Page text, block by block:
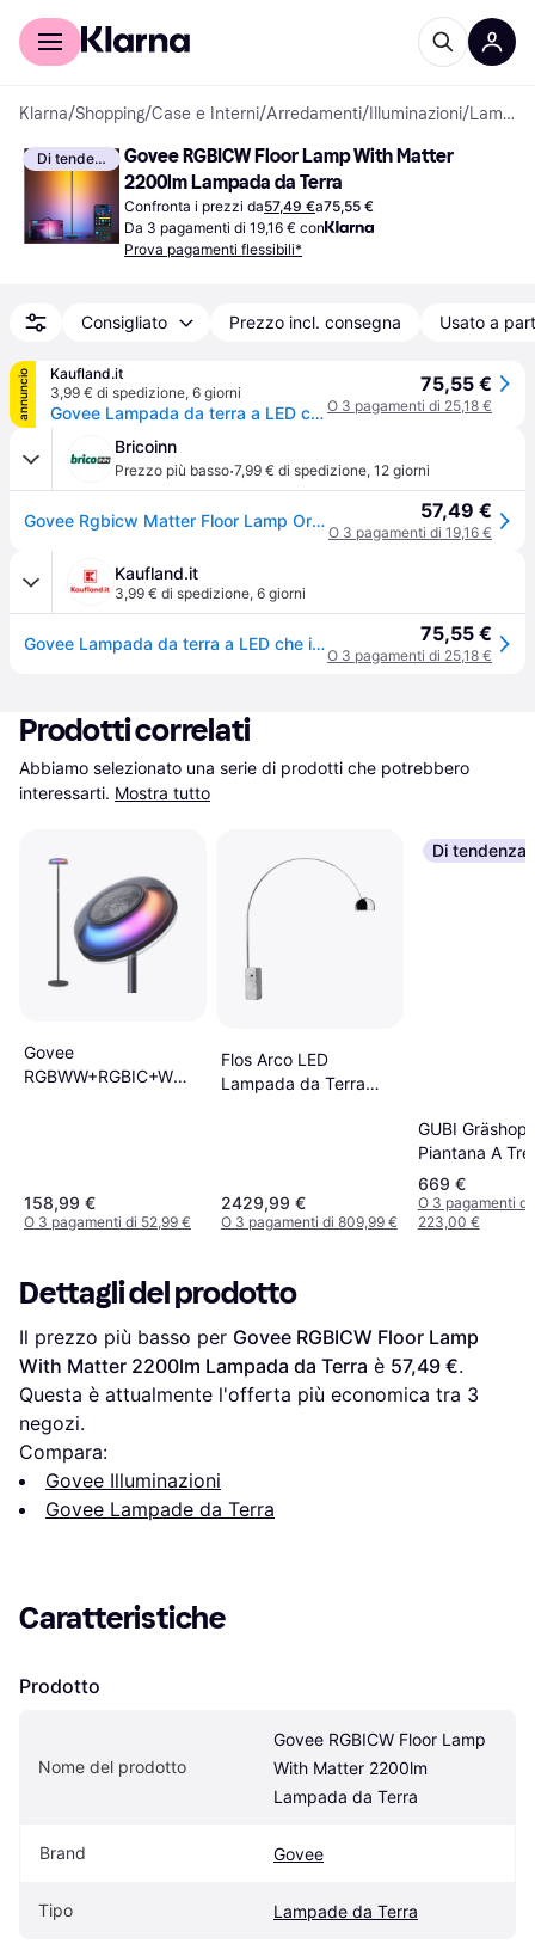
Per il tuo shopping
Klarna/Shopping/Case e Interni/Arredamenti/ Illuminazioni/ Lampade da Terra
Di tendenza
Govee RGBICW Floor Lamp With Matter
2200lm Lampada da Terra
Confronta i prezzi da57,49 €a75,55 €
Da 3 pagamenti di 19,16 € con
Prova pagamenti flessibili*
Consigliato Prezzo incl. consegna Usato a
annuncio
Kaufland.it
3,99 € di spedizione, 6 giorni
Govee Lampada da terra a LED che illumina il soggiorno, lampada da terra WiFi dimmerabile, funziona con Alexa e Google Assistant, 16 milioni di colori, modalità musicali Nero
75,55 €
O 3 pagamenti di 25,18 €
Bricoinn
Prezzo più basso·7,99 € di spedizione, 12 giorni
Govee Rgbicw Matter Floor Lamp Oro One Size / EU Plug 220V 57,49 €
O 3 pagamenti di 19,16 €
Kaufland.it
3,99 € di spedizione, 6 giorni
Govee Lampada da terra a LED che illumina il soggiorno, lampada da terra WiFi dimmerabile, funziona con Alexa e Google Assistant, 16 milioni di colori, modalità musicali Nero 75,55 €
O 3 pagamenti di 25,18 €
Prodotti correlati
Abbiamo selezionato una serie di prodotti che potrebbero
interessarti. Mostra tutto
Govee
RGBWW+RGBIC+WW
158,99 €
O 3 pagamenti di 52,99 €
Flos Arco LED
Lampada da Terra
2429,99 €
O 3 pagamenti di 809,99 €
Di tendenza
GUBI
Piantana A
Nero
Terra 125.3cm
669 €
O 3 pagamenti di
223,00 €
Dettagli del prodotto
Il prezzo più basso per Govee RGBICW Floor Lamp
With Matter 2200lm Lampada da Terra è 57,49 €.
Questa è attualmente l'offerta più economica tra 3
negozi.
Compara:
Govee Illuminazioni
Govee Lampade da Terra
Caratteristiche
Prodotto
Nome del prodotto
Govee RGBICW Floor Lamp
With Matter 2200lm
Lampada da Terra
Brand Govee
Tipo Lampade da Terra